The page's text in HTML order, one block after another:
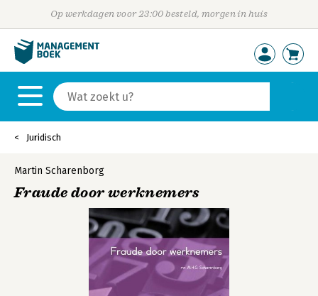
Op werkdagen voor 23:00 besteld, morgen in huis
Juridisch
Martin Scharenborg
Fraude door werknemers